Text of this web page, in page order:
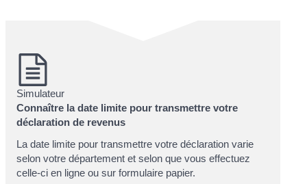
Simulateur
Connaître la date limite pour transmettre votre
déclaration de revenus
La date limite pour transmettre votre déclaration varie
selon votre département et selon que vous effectuez
celle-ci en ligne ou sur formulaire papier.